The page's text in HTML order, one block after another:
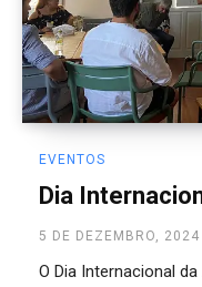
EVENTOS
Dia
5 DE DEZEMBRO, 2024
O Dia Internacional